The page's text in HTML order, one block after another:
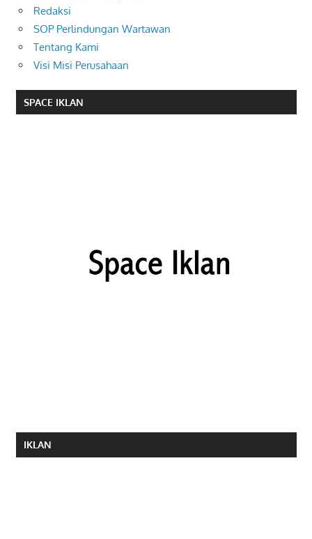
Redaksi
SOP Perlindungan Wartawan
Tentang Kami
Visi Misi Perusahaan
SPACE IKLAN
IKLAN